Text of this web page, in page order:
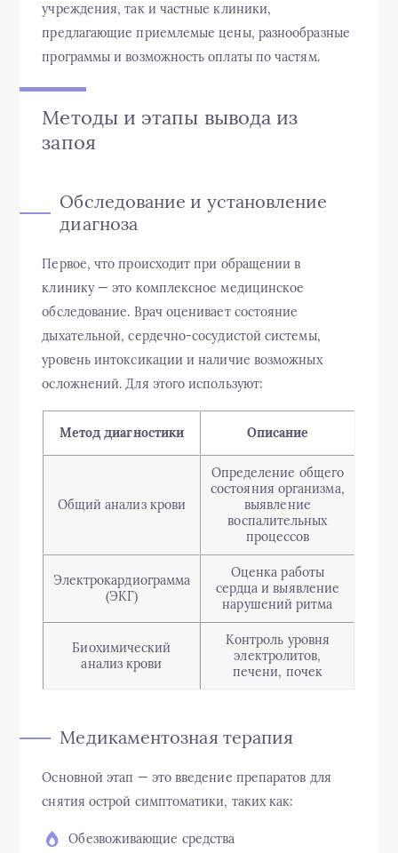
учреждения, так и частные клиники,
предлагающие приемлемые цены, разнообразные
программы и возможность оплаты по частям.
Методы и этапы вывода из
запоя
Обследование и установление
диагноза
Первое, что происходит при обращении в
клинику — это комплексное медицинское
обследование. Врач оценивает состояние
дыхательной, сердечно-сосудистой системы,
уровень интоксикации и наличие возможных
осложнений. Для этого используют:
Метод диагностики Описание
Общий анализ крови
Определение общего
состояния организма,
выявление
воспалительных
процессов
Электрокардиограмма
(ЭКГ)
Оценка работы
сердца и выявление
нарушений ритма
Биохимический
анализ крови
Контроль уровня
электролитов,
печени, почек
Медикаментозная терапия
Основной этап — это введение препаратов для
снятия острой симптоматики, таких как:
Обезвоживающие средства